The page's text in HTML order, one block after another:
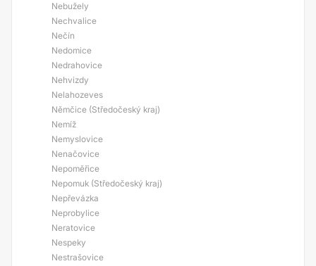
Nebužely
Nechvalice
Nečín
Nedomice
Nedrahovice
Nehvizdy
Nelahozeves
Němčice (Středočeský kraj)
Nemíž
Nemyslovice
Nenačovice
Nepoměřice
Nepomuk (Středočeský kraj)
Nepřevázka
Neprobylice
Neratovice
Nespeky
Nestrašovice